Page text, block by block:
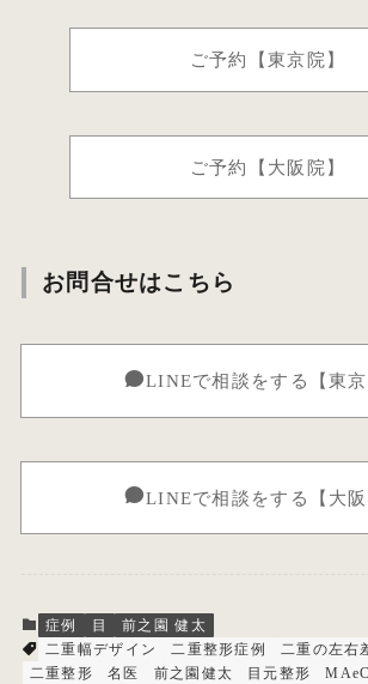
ご予約【東京院】
ご予約【大阪院】
お問合せはこちら
LINEで相談をする【東京
LINEで相談をする【大阪
症例 目
前之園 健太
二重幅デザイン
二重整形症例 二重の左右
二重整形
名医 前之園健太 目元整形